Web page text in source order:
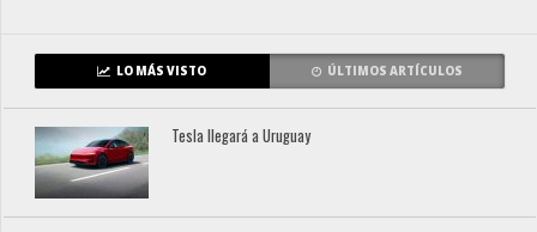
LO MÁS VISTO ÚLTIMOS ARTÍCULOS
Tesla llegará a Uruguay